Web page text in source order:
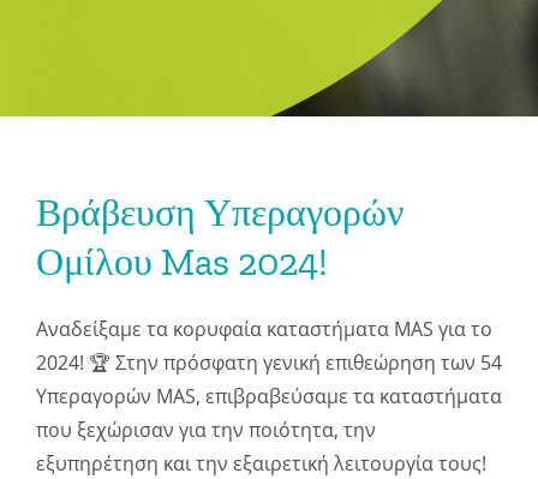
Βράβευση Υπεραγορών
Ομίλου Mas 2024!
Αναδείξαμε τα κορυφαία καταστήματα MAS για το
2024! 🏆 Στην πρόσφατη γενική επιθεώρηση των 54
Υπεραγορών MAS, επιβραβεύσαμε τα καταστήματα
που ξεχώρισαν για την ποιότητα, την
εξυπηρέτηση και την εξαιρετική λειτουργία τους!